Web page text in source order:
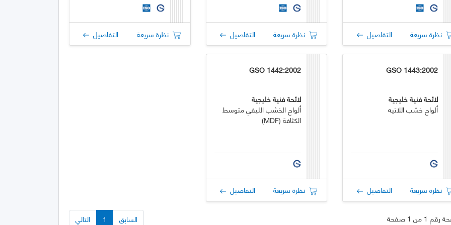
نظرة سريعة التفاصيل نظرة سريعة التفاصيل نظرة سريعة التفاصيل
GSO 1443:2002
لائحة فنية خليجية
ألواح خشب اللاتيه
نظرة سريعة التفاصيل
GSO 1442:2002
لائحة فنية خليجية
ألواح الخشب الليفي متوسط
الكثافة (MDF)
نظرة سريعة التفاصيل
1 من 1 صفحة السابق 1 التالي